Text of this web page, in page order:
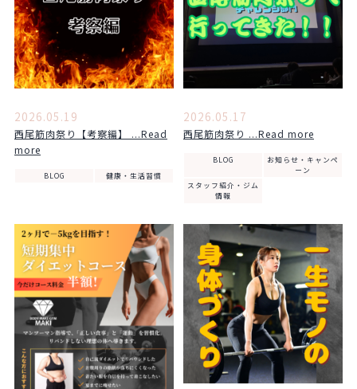
2026.05.19
西尾筋肉祭り【考察編】 ...Read
more
BLOG 健康・生活習慣
2026.05.17
西尾筋肉祭り ...Read more
BLOG
お知らせ・キャンペ
ーン
スタッフ紹介・ジム
情報